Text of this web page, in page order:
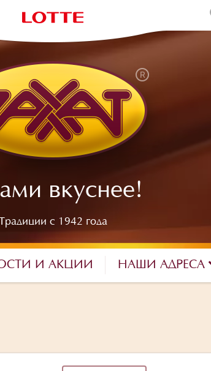
вкуснее!
Традиции с 1942 года
И АКЦИИ НАШИ АДРЕСА